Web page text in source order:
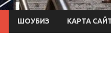
ШОУБИЗ КАРТА